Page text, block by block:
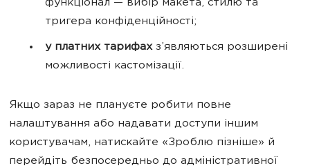
функціонал — вибір макета, стилю та
тригера конфіденційності;
у платних тарифахз’являються розширені
можливості кастомізації.
Якщо зараз не плануєте робити повне
налаштування або надавати доступи іншим
користувачам, натискайте «Зроблю пізніше» й
перейдіть безпосередньо до адміністративної